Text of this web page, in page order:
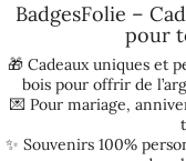
BadgesFolie –
pour
🎁 Cadeaux uniques et
bois pour offrir de
💌 Pour mariage,
✨ Souvenirs 100%